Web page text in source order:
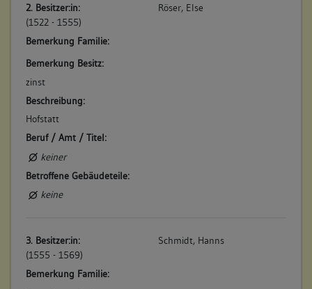
2. Besitzer:in:
(1522 - 1555)
Röser, Else
Bemerkung Familie:
Bemerkung Besitz:
zinst
Beschreibung:
Hofstatt
Beruf / Amt / Titel:
keiner
Betroffene Gebäudeteile:
keine
3. Besitzer:in:
(1555 - 1569)
Schmidt, Hanns
Bemerkung Familie: